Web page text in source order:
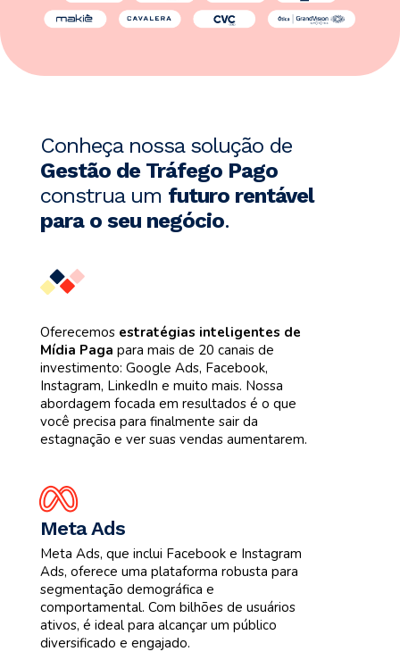
Conheça nossa solução de
Gestão de Tráfego Pago
construa um futuro rentável
para o seu negócio.
Oferecemos estratégias inteligentes de
Mídia Paga para mais de 20 canais de
investimento: Google Ads, Facebook,
Instagram, LinkedIn e muito mais. Nossa
abordagem focada em resultados é o que
você precisa para finalmente sair da
estagnação e ver suas vendas aumentarem.
Meta Ads
Meta Ads, que inclui Facebook e Instagram
Ads, oferece uma plataforma robusta para
segmentação demográfica e
comportamental. Com bilhões de usuários
ativos, é ideal para alcançar um público
diversificado e engajado.